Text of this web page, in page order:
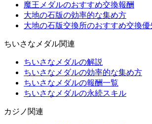
魔王メダルのおすすめ交換報酬
大地の石版の効率的な集め方
大地の石版交換所のおすすめ交換優
ちいさなメダル関連
ちいさなメダルの解説
ちいさなメダルの効率的な集め方
ちいさなメダルの報酬一覧
ちいさなメダルの永続スキル
カジノ関連